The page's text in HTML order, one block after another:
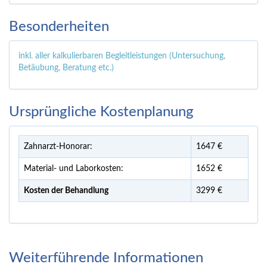
Besonderheiten
inkl. aller kalkulierbaren Begleitleistungen (Untersuchung,
Betäubung, Beratung etc.)
Ursprüngliche Kostenplanung
Zahnarzt-Honorar: 1647 €
Material- und Laborkosten: 1652 €
Kosten der Behandlung 3299 €
Weiterführende Informationen